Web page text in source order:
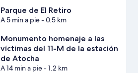
Parque de El Retiro
A 5 min a pie- 0.5 km
Monumento homenaje a las
víctimas del 11-M de la estación
de Atocha
A 14 min a pie- 1.2 km